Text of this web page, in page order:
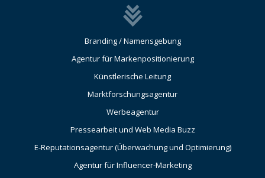
Branding / Namensgebung
Agentur für Markenpositionierung
Künstlerische Leitung
Marktforschungsagentur
Werbeagentur
Pressearbeit und Web Media Buzz
E-Reputationsagentur (Überwachung und Optimierung)
Agentur für Influencer-Marketing